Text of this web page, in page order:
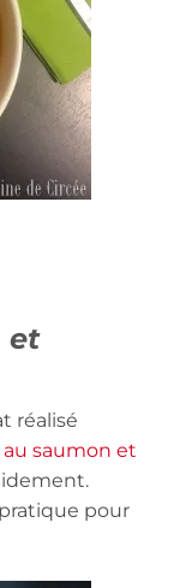
et
réalisé
saumon et
pour